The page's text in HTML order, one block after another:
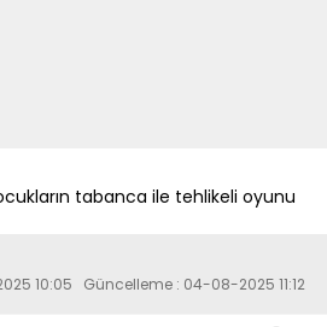
tabanca ile tehlikeli oyunu
10:05 Güncelleme : 04-08-2025 11:12